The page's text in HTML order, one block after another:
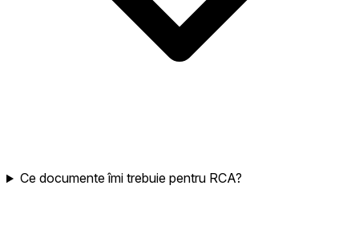
Ce documente îmi trebuie pentru RCA?